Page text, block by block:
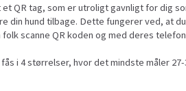
tag, som er utroligt gavnligt for dig
hund tilbage. Dette fungerer ved, at
scanne QR koden og med deres
i 4 størrelser, hvor det mindste måler